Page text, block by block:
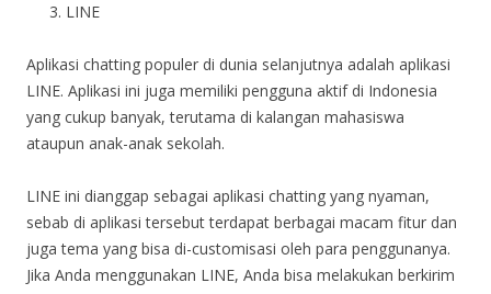
LINE
Aplikasi chatting populer di dunia selanjutnya adalah aplikasi
LINE. Aplikasi ini juga memiliki pengguna aktif di Indonesia
yang cukup banyak, terutama di kalangan mahasiswa
ataupun anak-anak sekolah.
LINE ini dianggap sebagai aplikasi chatting yang nyaman,
sebab di aplikasi tersebut terdapat berbagai macam fitur dan
juga tema yang bisa di-customisasi oleh para penggunanya.
Jika Anda menggunakan LINE, Anda bisa melakukan berkirim